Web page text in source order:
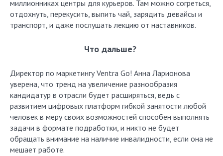
миллионниках центры для курьеров. Там можно согреться,
отдохнуть, перекусить, выпить чай, зарядить девайсы и
транспорт, и даже послушать лекцию от наставников.
Что дальше?
Директор по маркетингу Ventra Go! Анна Ларионова
уверена, что тренд на увеличение разнообразия
кандидатур в отрасли будет расширяться, ведь с
развитием цифровых платформ гибкой занятости любой
человек в меру своих возможностей способен выполнять
задачи в формате подработки, и никто не будет
обращать внимание на наличие инвалидности, если она не
мешает работе.